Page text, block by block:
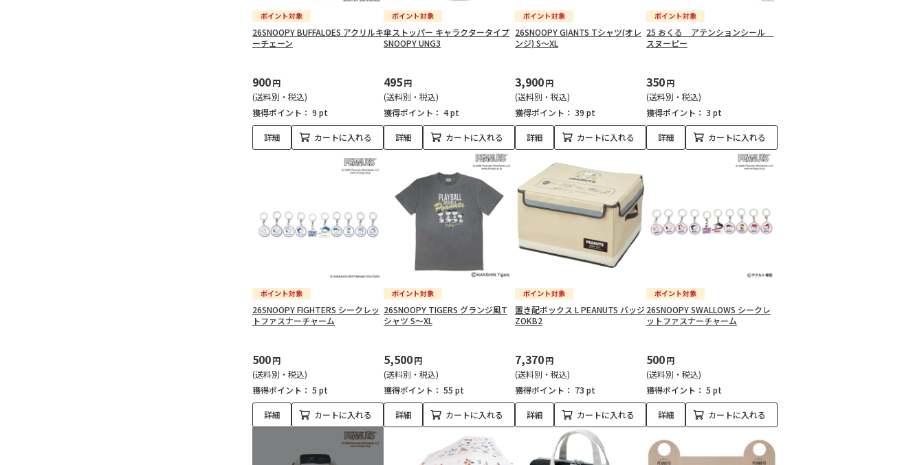
26SNOOPY BUFFALOES アクリルキ
ーチェーン
900円
(送料別・税込)
獲得ポイント： 9 pt
詳細 カートに入れる
傘ストッパー キャラクタータイプ
SNOOPY UNG3
495円
(送料別・税込)
獲得ポイント： 4 pt
詳細 カートに入れる
26SNOOPY GIANTS Tシャツ(オレ
ンジ) S～XL
3,900円
(送料別・税込)
獲得ポイント： 39 pt
詳細 カートに入れる
25 おくる アテンションシール
スヌーピー
350円
(送料別・税込)
獲得ポイント： 3 pt
詳細 カートに入れる
26SNOOPY FIGHTERS シークレッ
トファスナーチャーム
500円
(送料別・税込)
獲得ポイント： 5 pt
詳細 カートに入れる
26SNOOPY TIGERS グランジ風T
シャツ S～XL
5,500円
(送料別・税込)
獲得ポイント： 55 pt
詳細 カートに入れる
置き配ボックス L PEANUTS バッジ
ZOKB2
7,370円
(送料別・税込)
獲得ポイント： 73 pt
詳細 カートに入れる
26SNOOPY SWALLOWS シークレ
ットファスナーチャーム
500円
(送料別・税込)
獲得ポイント： 5 pt
詳細 カートに入れる